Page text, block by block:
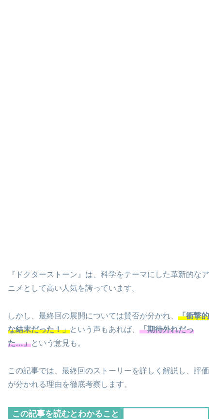
『ドクターストーン』は、科学をテーマにした革新的なア
ニメとして高い人気を誇っています。
しかし、最終回の展開については賛否が分かれ、 「衝撃的
な結末だった！」という声もあれば、 「期待外れだっ
た…」という意見も。
この記事では、最終回のストーリーを詳しく解説し、評価
が分かれる理由を徹底考察します。
この記事を読むとわかること